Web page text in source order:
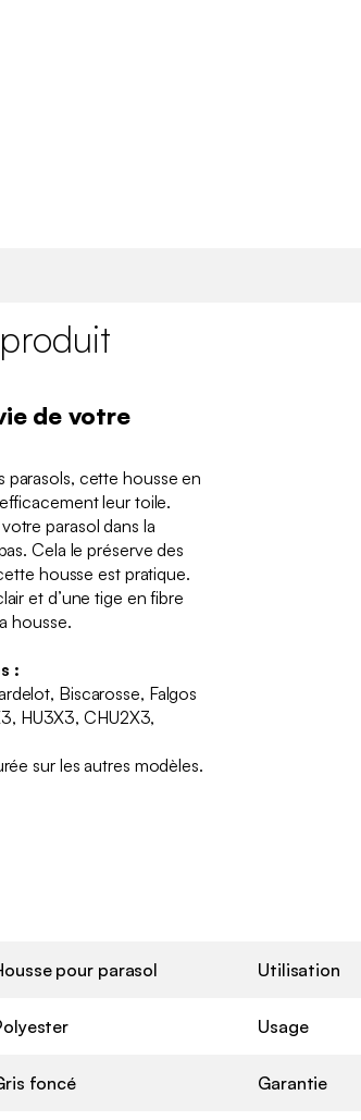
de votre
parasols, cette housse en
leur toile.
parasol dans la
Cela le préserve des
housse est pratique.
et d’une tige en fibre
housse.
:
Biscarosse, Falgos
HU3X3, CHU2X3,
sur les autres modèles.
pour parasol
foncé
Utilisation
Usage
Garantie